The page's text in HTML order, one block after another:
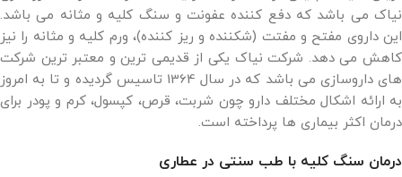
نیاک می باشد که دفع کننده عفونت و سنگ کلیه و مثانه می باشد.
این داروی مفتح و مفتت (شکننده و ریز کننده)، ورم کلیه و مثانه را نیز
کاهش می دهد. شرکت نیاک یکی از قدیمی ترین و معتبر ترین شرکت
های داروسازی می باشد که در سال 1364 تاسیس گردیده و تا به امروز
به ارائه اشکال مختلف دارو چون شربت، قرص، کپسول، کرم و پودر برای
درمان اکثر بیماری ها پرداخته است.
درمان سنگ کلیه با طب سنتی در عطاری